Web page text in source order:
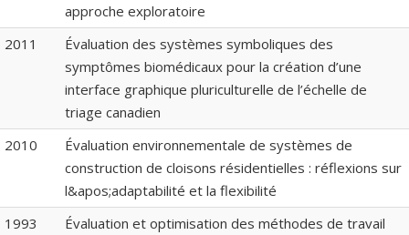
approche exploratoire
2011
Évaluation des systèmes symboliques des
symptômes biomédicaux pour la création d’une
interface graphique pluriculturelle de l’échelle de
triage canadien
2010
Évaluation environnementale de systèmes de
construction de cloisons résidentielles : réflexions sur
l&apos;adaptabilité et la flexibilité
1993
Évaluation et optimisation des méthodes de travail